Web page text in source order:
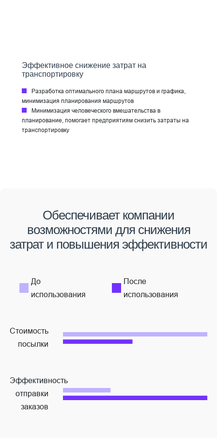
Эффективное снижение затрат на
транспортировку
Разработка оптимального плана маршрутов и графика,
минимизация планирования маршрутов
Минимизация человеческого вмешательства в
планирование, помогает предприятиям снизить затраты на
транспортировку
Обеспечивает компании
возможностями для снижения
затрат и повышения эффективности
До
использования
После
использования
Стоимость
посылки
Эффективность
отправки
заказов